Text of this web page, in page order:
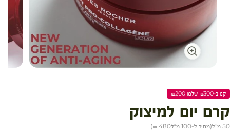
עגלת קניות
קנו ב-₪300 שלמו ₪200
קרם יום למיצוק
50 מ"ל (מחיר ל-100 מ״ל 480 ₪
)